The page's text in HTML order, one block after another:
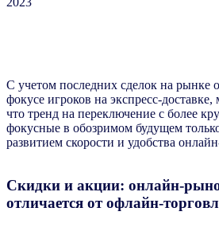
С учетом последних сделок на рынке
фокусе игроков на экспресс-
что тренд на переключение с более
фокусные в обозримом будущем
развитием скорости и удобства
Скидки и акции: онлайн-
отличается от офлайн-